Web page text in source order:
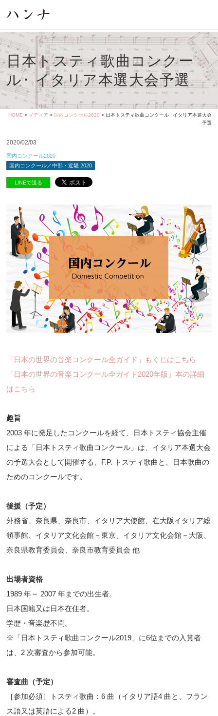
日本トスティ歌曲コンクー
ル･ イタリア本選大会予選
HOME > メディア > 国内コンクール2020 > 日本トスティ歌曲コンクール･ イタリア本選大会
予選
2020/02/03
国内コンクール2020
国内コンクール／中部・近畿 2020
LINEで送る
「日本の世界の音楽コンクール全ガイド」もくじはこちら
「日本の世界の音楽コンクール全ガイド2020年版」本の詳細
はこちら
趣旨
2003 年に発足したコンクールを経て、日本トスティ協会主催
による「日本トスティ歌曲コンクール」は、イタリア本選大会
の予選大会として開催する、F.P. トスティ歌曲と、日本歌曲の
ためのコンクールです。
後援（予定）
外務省、奈良県、奈良市、イタリア大使館、在大阪イタリア総
領事館、イタリア文化会館－東京、イタリア文化会館－大阪、
奈良県教育委員会、奈良市教育委員会 他
出場者資格
1989 年～ 2007 年までの出生者。
日本国籍又は日本在住者。
学歴・音楽歴不問。
※「日本トスティ歌曲コンクール2019」に6位までの入賞者
は、2 次審査から参加可能。
審査曲（予定）
［参加必須］トスティ歌曲：6 曲（イタリア語4 曲と、フラン
ス語又は英語による2 曲）。